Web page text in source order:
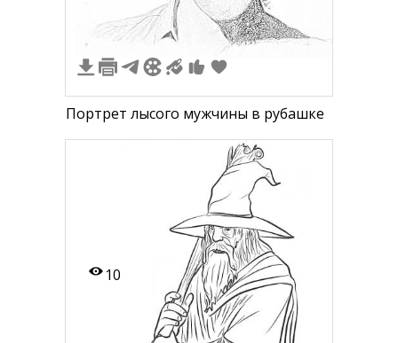
Портрет лысого мужчины в рубашке
10